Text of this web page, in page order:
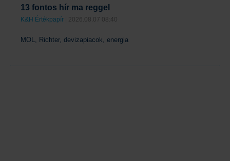
13 fontos hír ma reggel
K&H Értékpapír | 2026.08.07 08:40
MOL, Richter, devizapiacok, energia